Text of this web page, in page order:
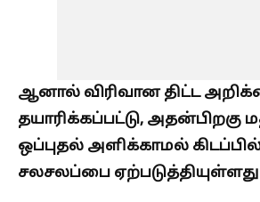
ஆனால் விரிவான திட்ட
தயாரிக்கப்பட்டு, அதன்பிறகு
ஒப்புதல் அளிக்காமல் கிடப்பில்
சலசலப்பை